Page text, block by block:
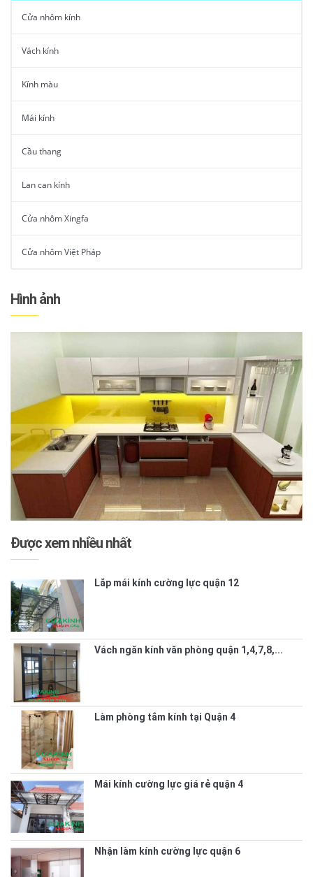
Cửa nhôm kính
Vách kính
Kính màu
Mái kính
Cầu thang
Lan can kính
Cửa nhôm Xingfa
Cửa nhôm Việt Pháp
Hình ảnh
Được xem nhiều nhất
Lắp mái kính cường lực quận 12
Vách ngăn kính văn phòng quận 1,4,7,8,...
Làm phòng tắm kính tại Quận 4
Mái kính cường lực giá rẻ quận 4
Nhận làm kính cường lực quận 6